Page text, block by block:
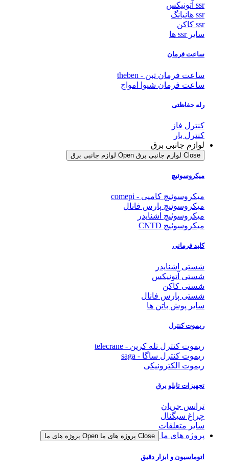
ssr آتونیکس
ssr هانیانگ
ssr کاکن
سایر ssr ها
ساعت فرمان
ساعت فرمان تبن - theben
ساعت فرمان شیوا امواج
رله حفاظتی
کنترل فاز
کنترل بار
لوازم جانبی برق
Close لوازم جانبی برق Open لوازم جانبی برق
میکروسوئیچ
میکروسوئیچ کامپی - comepi
میکروسوئیچ پارس فانال
میکروسوئیچ اشنایدر
میکروسوئیچ CNTD
کلید فرمانی
شستی اشنایدر
شستی آتونیکس
شستی کاکن
شستی پارس فانال
سایر پوش باتن ها
ریموت کنترل
ریموت کنترل تله کرین - telecrane
ریموت کنترل ساگا - saga
ریموت الکترونیکی
تجهیزات تابلو برق
ترانس جریان
چراغ سیگنال
سایر متعلقات
پروژه های ما
Close پروژه های ما Open پروژه های ما
اتوماسیون و ابزار دقیق